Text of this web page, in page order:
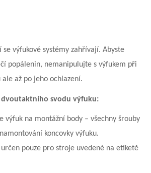
se výfukové systémy zahřívají. Abyste
popálenin, nemanipulujte s výfukem při
až po jeho ochlazení.
dvoutaktního svodu výfuku:
výfuk na montážní body – všechny šrouby
koncovky výfuku.
pouze pro stroje uvedené na etiketě